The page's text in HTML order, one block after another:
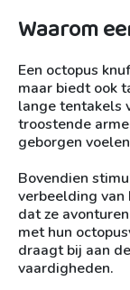
Waarom
Een octopus
maar biedt ook
lange tentakels
troostende
geborgen
Bovendien
verbeelding van
dat ze
met hun
draagt bij aan
vaardigheden.